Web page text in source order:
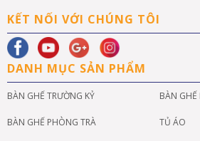
KẾT NỐI VỚI CHÚNG TÔI
DANH MỤC SẢN PHẨM
BÀN GHẾ TRƯỜNG KỶ BÀN GHẾ
BÀN GHẾ PHÒNG TRÀ TỦ ÁO